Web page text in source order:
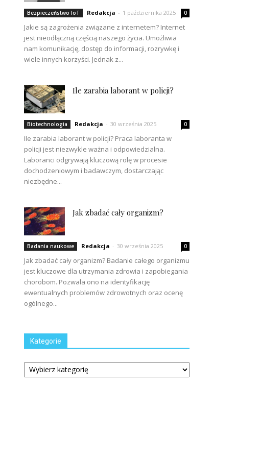
Bezpieczeństwo IoT Redakcja - 1 października 2025 0
Jakie są zagrożenia związane z internetem? Internet
jest nieodłączną częścią naszego życia. Umożliwia
nam komunikację, dostęp do informacji, rozrywkę i
wiele innych korzyści. Jednak z...
Ile zarabia laborant w policji?
Biotechnologia Redakcja - 30 września 2025 0
Ile zarabia laborant w policji? Praca laboranta w
policji jest niezwykle ważna i odpowiedzialna.
Laboranci odgrywają kluczową rolę w procesie
dochodzeniowym i badawczym, dostarczając
niezbędne...
Jak zbadać cały organizm?
Badania naukowe Redakcja - 30 września 2025 0
Jak zbadać cały organizm? Badanie całego organizmu
jest kluczowe dla utrzymania zdrowia i zapobiegania
chorobom. Pozwala ono na identyfikację
ewentualnych problemów zdrowotnych oraz ocenę
ogólnego...
Kategorie
Kategorie